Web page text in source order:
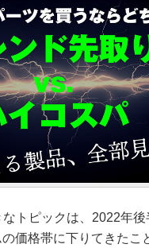
トピックは、2022年後
価格帯に下りてきたこ